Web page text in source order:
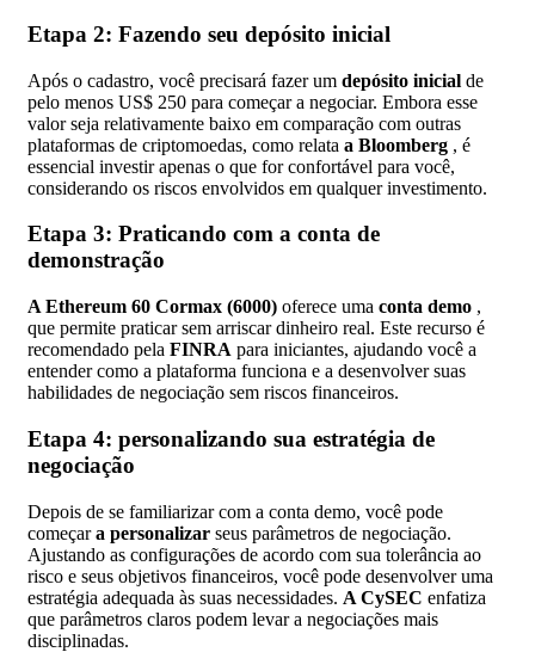
Etapa 2: Fazendo seu depósito inicial
Após o cadastro, você precisará fazer um depósito inicial de
pelo menos US$ 250 para começar a negociar. Embora esse
valor seja relativamente baixo em comparação com outras
plataformas de criptomoedas, como relata a Bloomberg , é
essencial investir apenas o que for confortável para você,
considerando os riscos envolvidos em qualquer investimento.
Etapa 3: Praticando com a conta de
demonstração
A Ethereum 60 Cormax (6000) oferece uma conta demo ,
que permite praticar sem arriscar dinheiro real. Este recurso é
recomendado pela FINRA para iniciantes, ajudando você a
entender como a plataforma funciona e a desenvolver suas
habilidades de negociação sem riscos financeiros.
Etapa 4: personalizando sua estratégia de
negociação
Depois de se familiarizar com a conta demo, você pode
começara personalizar seus parâmetros de negociação.
Ajustando as configurações de acordo com sua tolerância ao
risco e seus objetivos financeiros, você pode desenvolver uma
estratégia adequada às suas necessidades. A CySEC enfatiza
que parâmetros claros podem levar a negociações mais
disciplinadas.